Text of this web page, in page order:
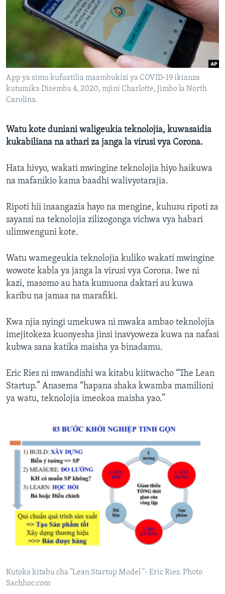
App ya simu kufuatilia maambukizi ya COVID-19 ikianza
kutumika Disemba 4, 2020, mjini Charlotte, Jimbo la North
Carolina.
Watu kote duniani waligeukia teknolojia, kuwasaidia
kukabiliana na athari za janga la virusi vya Corona.
Hata hivyo, wakati mwingine teknolojia hiyo haikuwa
na mafanikio kama baadhi walivyotarajia.
Ripoti hii inaangazia hayo na mengine, kuhusu ripoti za
sayansi na teknolojia zilizogonga vichwa vya habari
ulimwenguni kote.
Watu wamegeukia teknolojia kuliko wakati mwingine
wowote kabla ya janga la virusi vya Corona. Iwe ni
kazi, masomo au hata kumuona daktari au kuwa
karibu na jamaa na marafiki.
Kwa njia nyingi umekuwa ni mwaka ambao teknolojia
imejitokeza kuonyesha jinsi inavyoweza kuwa na nafasi
kubwa sana katika maisha ya binadamu.
Eric Ries ni mwandishi wa kitabu kiitwacho “The Lean
Startup.” Anasema “hapana shaka kwamba mamilioni
ya watu, teknolojia imeokoa maisha yao.”
Kutoka kitabu cha "Lean Startup Model "- Eric Ries. Photo
Sachhoc.com